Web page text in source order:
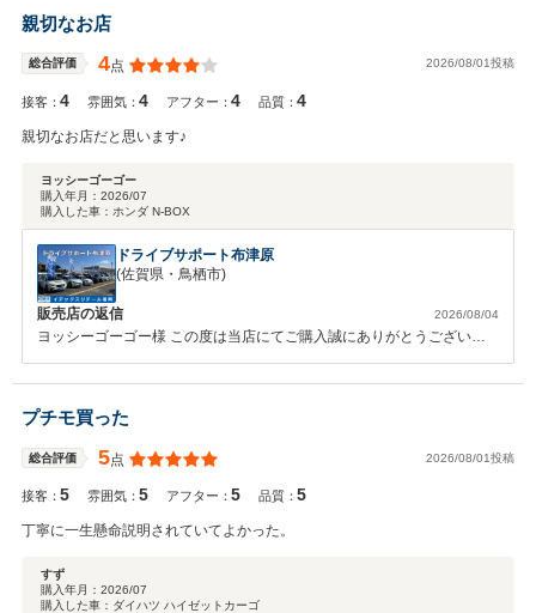
な点等ございましたら遠慮なくお問い 合わせください。今後ともよろ
しくお願いいたします。 ありがとうございました。
親切なお店
総合評価 4点 2026/08/01投稿
接客：4 雰囲気：4 アフター：4 品質：4
親切なお店だと思います♪
ヨッシーゴーゴー
購入年月： 2026/07
購入した車： ホンダ N-BOX
ドライブサポート布津原
(佐賀県・鳥栖市)
販売店の返信 2026/08/04
ヨッシーゴーゴー様 この度は当店にてご購入誠にありがとうございま
す！ 記念撮影も快くご承諾くださり、感謝申し上げます。 お車ご購入
後もガソリンや整備など引き続き末永いお付き合いのほどよろしくお願
いいたします！ 些細なことでも気になることは担当営業お申し付けく
ださい♪ 今後ともよろしくお願いいたします。
プチモ買った
総合評価 5点 2026/08/01投稿
接客：5 雰囲気：5 アフター：5 品質：5
丁寧に一生懸命説明されていてよかった。
すず
購入年月： 2026/07
購入した車： ダイハツ ハイゼットカーゴ